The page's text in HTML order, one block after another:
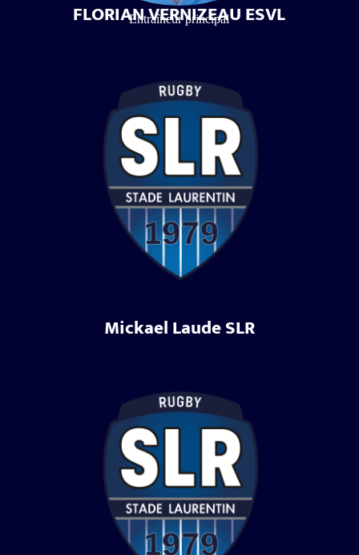
FLORIAN VERNIZEAU ESVL
Entraîneur principal
Mickael Laude SLR